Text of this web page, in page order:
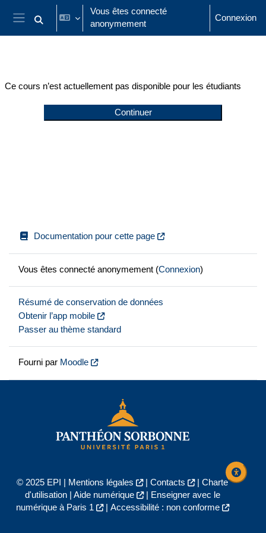
Passer au contenu principal
Panneau latéral
Activer/désactiver la saisie de recherche
Vous êtes connecté
anonymement
Connexion
Ce cours n’est actuellement pas disponible pour les étudiants
Continuer
Documentation pour cette page
Vous êtes connecté anonymement (Connexion)
Résumé de conservation de données
Obtenir l’app mobile
Passer au thème standard
Fourni par Moodle
© 2025 EPI | Mentions légales | Contacts | Charte
d'utilisation| Aide numérique |
Enseigner avec le
numérique à Paris 1
| Accessibilité : non conforme